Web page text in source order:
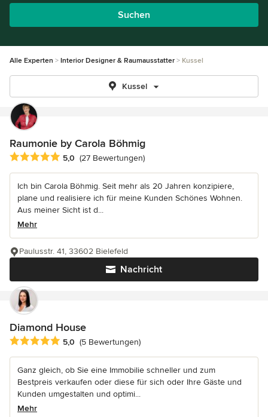
Suchen
Alle Experten Interior Designer & Raumausstatter Kussel
Kussel
Raumonie by Carola Böhmig
Durchschnittliche Bewertung: 5 von 5 Sternen
5,0 (27 Bewertungen)
Ich bin Carola Böhmig. Seit mehr als 20 Jahren konzipiere,
plane und realisiere ich für meine Kunden Schönes Wohnen.
Aus meiner Sicht ist d...
Mehr
Nachricht
Paulusstr. 41, 33602 Bielefeld
Diamond House
Durchschnittliche Bewertung: 5 von 5 Sternen
5,0 (5 Bewertungen)
Ganz gleich, ob Sie eine Immobilie schneller und zum
Bestpreis verkaufen oder diese für sich oder Ihre Gäste und
Kunden umgestalten und optimi...
Mehr